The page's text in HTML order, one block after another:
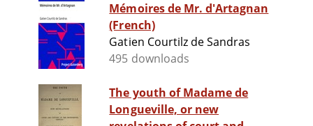
Mémoires de Mr. d'Artagnan
(French)
Gatien Courtilz de Sandras
495 downloads
The youth of Madame de
Longueville, or new